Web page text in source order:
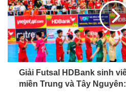
Giải Futsal HDBank sinh
miền Trung và Tây